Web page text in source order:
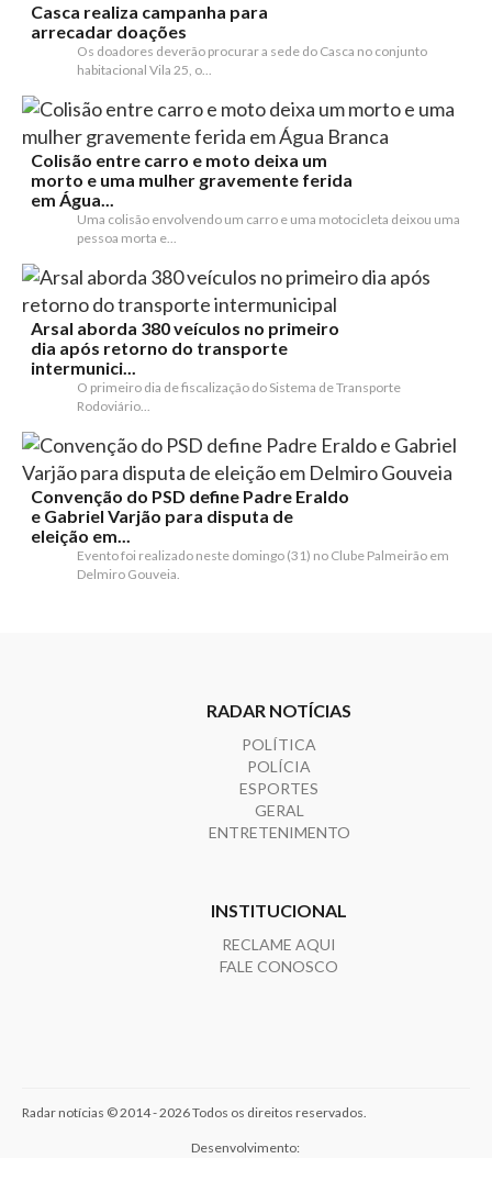
Casca realiza campanha para
arrecadar doações
Os doadores deverão procurar a sede do Casca no conjunto
habitacional Vila 25, o...
Colisão entre carro e moto deixa um
morto e uma mulher gravemente ferida
em Água...
Uma colisão envolvendo um carro e uma motocicleta deixou uma
pessoa morta e...
Arsal aborda 380 veículos no primeiro
dia após retorno do transporte
intermunici...
O primeiro dia de fiscalização do Sistema de Transporte
Rodoviário...
Convenção do PSD define Padre Eraldo
e Gabriel Varjão para disputa de
eleição em...
Evento foi realizado neste domingo (31) no Clube Palmeirão em
Delmiro Gouveia.
RADAR NOTÍCIAS
POLÍTICA
POLÍCIA
ESPORTES
GERAL
ENTRETENIMENTO
INSTITUCIONAL
RECLAME AQUI
FALE CONOSCO
Radar notícias © 2014 - 2026 Todos os direitos reservados.
Desenvolvimento: